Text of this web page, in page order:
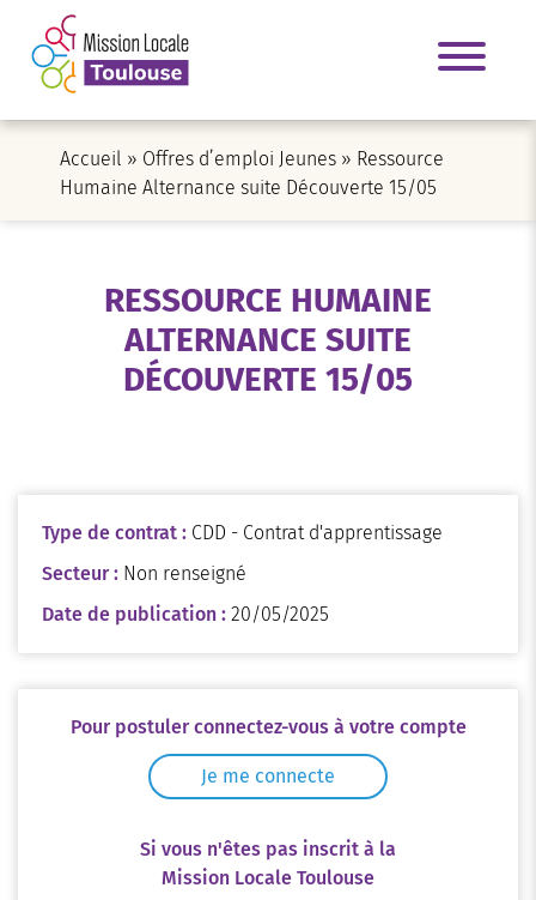
Accueil » Offres d’emploi Jeunes » Ressource
Humaine Alternance suite Découverte 15/05
RESSOURCE HUMAINE
ALTERNANCE SUITE
DÉCOUVERTE 15/05
Type de contrat : CDD - Contrat d'apprentissage
Secteur : Non renseigné
Date de publication : 20/05/2025
Pour postuler connectez-vous à votre compte
Je me connecte
Si vous n'êtes pas inscrit à la
Mission Locale Toulouse